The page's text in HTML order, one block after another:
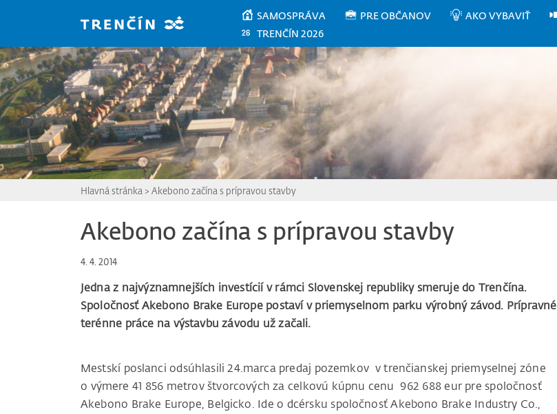
SAMOSPRÁVA PRE OBČANOV AKO VYBAVIŤ
TRENČÍN 2026
Hlavná stránka > Akebono začína s prípravou stavby
Akebono začína s prípravou stavby
4. 4. 2014
Jedna z najvýznamnejších investícií v rámci Slovenskej republiky smeruje do Trenčína.
Spoločnosť Akebono Brake Europe postaví v priemyselnom parku výrobný závod. Prípravné
terénne práce na výstavbu závodu už začali.
Mestskí poslanci odsúhlasili 24.marca predaj pozemkov v trenčianskej priemyselnej zóne
o výmere 41 856 metrov štvorcových za celkovú kúpnu cenu 962 688 eur pre spoločnosť
Akebono Brake Europe, Belgicko. Ide o dcérsku spoločnosť Akebono Brake Industry Co.,